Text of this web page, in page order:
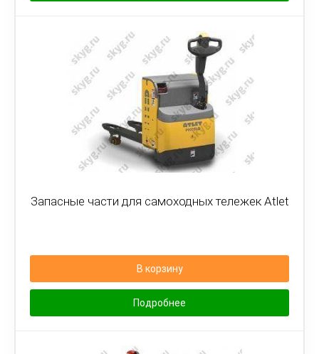
Запасные части для самоходных тележек Atlet
В корзину
Подробнее